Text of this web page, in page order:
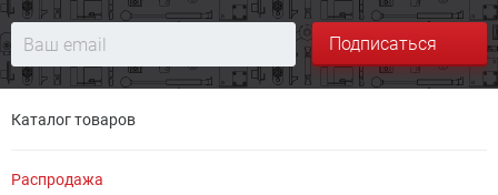
Подписаться
Каталог товаров
Распродажа